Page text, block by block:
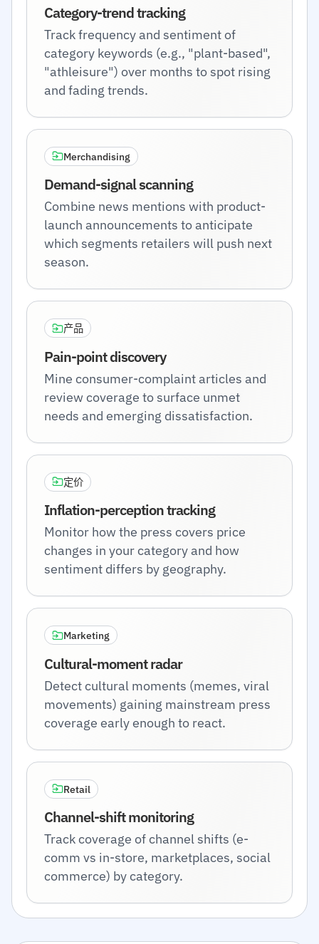
Category-trend tracking
Track frequency and sentiment of
category keywords (e.g., "plant-based",
"athleisure") over months to spot rising
and fading trends.
Merchandising
Demand-signal scanning
Combine news mentions with product-
launch announcements to anticipate
which segments retailers will push next
season.
产品
Pain-point discovery
Mine consumer-complaint articles and
review coverage to surface unmet
needs and emerging dissatisfaction.
定价
Inflation-perception tracking
Monitor how the press covers price
changes in your category and how
sentiment differs by geography.
Marketing
Cultural-moment radar
Detect cultural moments (memes, viral
movements) gaining mainstream press
coverage early enough to react.
Retail
Channel-shift monitoring
Track coverage of channel shifts (e-
comm vs in-store, marketplaces, social
commerce) by category.